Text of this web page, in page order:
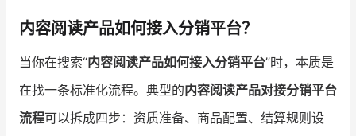
内容阅读产品如何接入分销平台？
当你在搜索“内容阅读产品如何接入分销平台”时，本质是
在找一条标准化流程。典型的内容阅读产品对接分销平台
流程可以拆成四步：资质准备、商品配置、结算规则设